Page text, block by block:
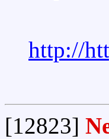
http://
[12823]